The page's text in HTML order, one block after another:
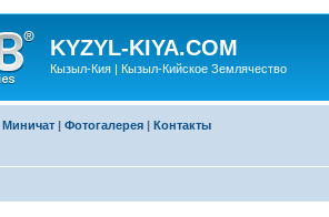
KYZYL-KIYA.COM
Кызыл-Кия | Кызыл-Кийское Землячество
Миничат | Фотогалерея | Контакты